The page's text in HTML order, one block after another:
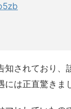
知されており、
は正直驚きま